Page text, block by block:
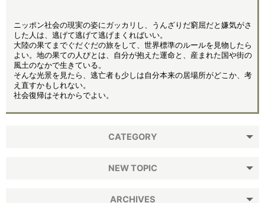
ニッポン社会の現実の姿にガッカリし、うんざりだ窮屈だと嫌気がさ
した人は、逃げて逃げて逃げまくればいい。
大陸の果てまでぐだぐだの旅をして、世界標準のルールを見物したら
よい。地の果ての人びとは、自分が抱えた運命と、産まれた国や街の
風土のなかで生きている。
そんな光景を見たら、逃亡者も少しは自分本来の居場所がどこか、考
え直すかもしれない。
社会復帰はそれからでよい。
CATEGORY
NEW TOPIC
ARCHIVES